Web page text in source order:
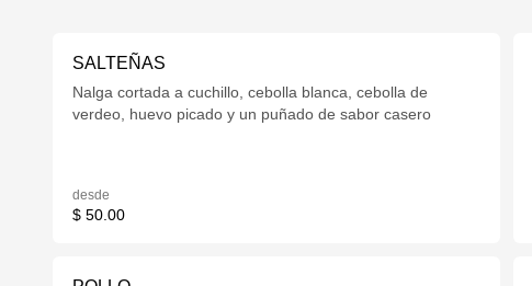
SALTEÑAS
Nalga cortada a cuchillo, cebolla blanca, cebolla de
verdeo, huevo picado y un puñado de sabor casero
desde
$ 50.00